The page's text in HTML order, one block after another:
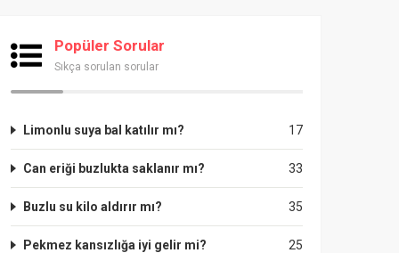
Popüler Sorular
Sıkça sorulan sorular
17
Limonlu suya bal katılır mı?
33
Can eriği buzlukta saklanır mı?
35
Buzlu su kilo aldırır mı?
25
Pekmez kansızlığa iyi gelir mi?